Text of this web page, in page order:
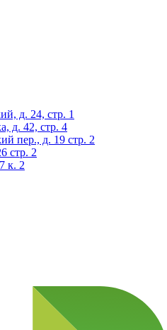
д. 24, стр. 1
д. 42, стр. 4
пер., д. 19 стр. 2
стр. 2
к. 2